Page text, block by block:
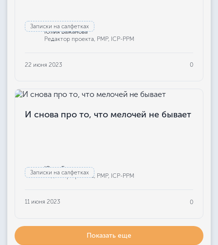
Записки на салфетках
Юлия Бажанова
Редактор проекта, РМР, ICP-PPM
22 июня 2023 0
Записки на салфетках
И снова про то, что мелочей не бывает
Юлия Бажанова
Редактор проекта, РМР, ICP-PPM
11 июня 2023 0
Показать еще